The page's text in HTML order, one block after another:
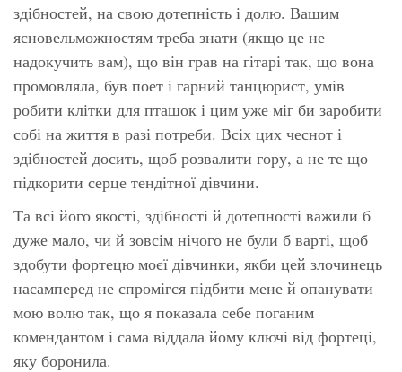
здібностей, на свою дотепність і долю. Вашим
ясновельможностям треба знати (якщо це не
надокучить вам), що він грав на гітарі так, що вона
промовляла, був поет і гарний танцюрист, умів
робити клітки для пташок і цим уже міг би заробити
собі на життя в разі потреби. Всіх цих чеснот і
здібностей досить, щоб розвалити гору, а не те що
підкорити серце тендітної дівчини.
Та всі його якості, здібності й дотепності важили б
дуже мало, чи й зовсім нічого не були б варті, щоб
здобути фортецю моєї дівчинки, якби цей злочинець
насамперед не спромігся підбити мене й опанувати
мою волю так, що я показала себе поганим
комендантом і сама віддала йому ключі від фортеці,
яку боронила.